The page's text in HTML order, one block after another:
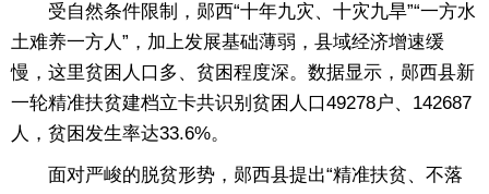
受自然条件限制，郧西“十年九灾、十灾九旱”“一方水
土难养一方人”，加上发展基础薄弱，县域经济增速缓
慢，这里贫困人口多、贫困程度深。数据显示，郧西县新
一轮精准扶贫建档立卡共识别贫困人口49278户、142687
人，贫困发生率达33.6%。
面对严峻的脱贫形势，郧西县提出“精准扶贫、不落